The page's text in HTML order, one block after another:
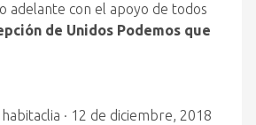
adelante con el apoyo de todos
de Unidos Podemos que
habitaclia · 12 de diciembre, 2018